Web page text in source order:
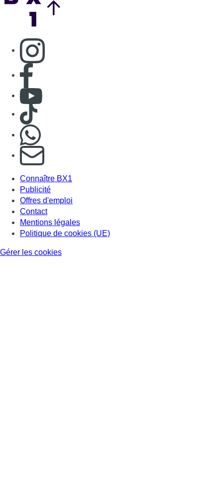
Consulter page Instagram
Consulter page Facebook
Consulter Youtube
Consulter TikTok
S'abonner à notre newsletter
Connaître BX1
Publicité
Offres d'emploi
Contact
Mentions légales
Politique de cookies (UE)
Gérer les cookies